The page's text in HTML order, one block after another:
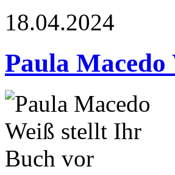
18.04.2024
Paula